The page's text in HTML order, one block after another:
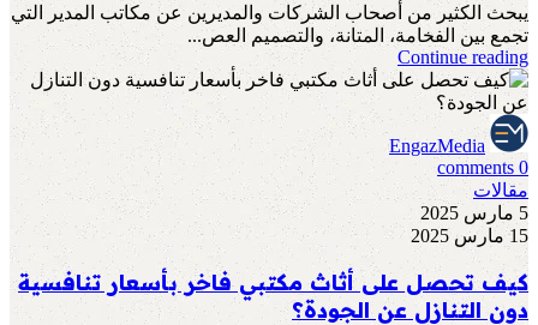
يبحث الكثير من أصحاب الشركات والمديرين عن مكاتب المدير التي
تجمع بين الفخامة، المتانة، والتصميم العص...
Continue reading
EngazMedia
0
comments
مقالات
5 مارس 2025
15 مارس 2025
كيف تحصل على أثاث مكتبي فاخر بأسعار تنافسية
دون التنازل عن الجودة؟